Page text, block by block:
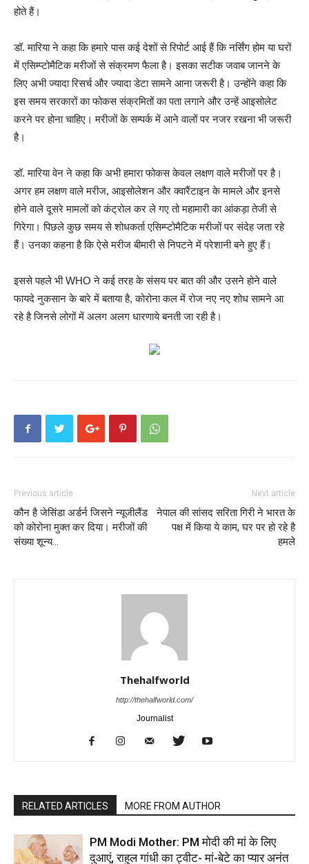
होते हैं।
डॉ. मारिया ने कहा कि हमारे पास कई देशों से रिपोर्ट आई हैं कि नर्सिंग होम या घरों
में एसिम्प्टोमैटिक मरीजों से संक्रमण फैला है। इसका सटीक जवाब जानने के
लिए अभी ज्यादा रिसर्च और ज्यादा डेटा सामने आना जरूरी है। उन्होंने कहा कि
इस समय सरकारों का फोकस संक्रमितों का पता लगाने और उन्हें आइसोलेट
करने पर होना चाहिए। मरीजों के सम्पर्क में आने वालों पर नजर रखना भी जरूरी
है।
डॉ. मारिया वेन ने कहा कि अभी हमारा फोकस केवल लक्षण वाले मरीजों पर है।
अगर हम लक्षण वाले मरीज, आइसोलेशन और क्वारैंटाइन के मामले और इनसे
होने वाले दूसरे मामलों को कंट्रोल कर ले गए तो महामारी का आंकड़ा तेजी से
गिरेगा। पिछले कुछ समय से शोधकर्ता एसिम्प्टोमैटिक मरीजों पर संदेह जता रहे
हैं। उनका कहना है कि ऐसे मरीज बीमारी से निपटने में परेशानी बने हुए हैं।
इससे पहले भी WHO ने कई तरह के संसय पर बात की और उसने होने वाले
फायदे नुकसान के बारे में बताया है, कोरोना कल में रोज नए नए शोध सामने आ
रहे है जिनसे लोगों में अलग अलग धारणाये बनती जा रही है।
Previous article
कौन है जेसिंडा अर्डर्न जिसने न्यूजीलैंड
को कोरोना मुक्त कर दिया। मरीजों की
संख्या शून्य…
Next article
नेपाल की सांसद सरिता गिरी ने भारत के
पक्ष में किया ये काम, घर पर हो रहे है
हमले
Thehalfworld
http://thehalfworld.com/
Journalist
RELATED ARTICLES MORE FROM AUTHOR
PM Modi Mother: PM मोदी की मां के लिए
दुआएं, राहुल गांधी का ट्वीट- मां-बेटे का प्यार अनंत